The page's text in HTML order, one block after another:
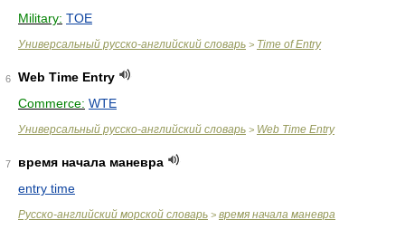
Military: TOE
Универсальный русско-английский словарь > Time of Entry
6
Web Time Entry
Commerce: WTE
Универсальный русско-английский словарь > Web Time Entry
7
время начала маневра
entry time
Русско-английский морской словарь > время начала маневра